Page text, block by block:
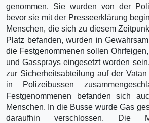
genommen. Sie wurden von der
bevor sie mit der Presseerklärung
Menschen, die sich zu diesem
Platz befanden, wurden in
die Festgenommenen sollen
und Gassprays eingesetzt worden
zur Sicherheitsabteilung auf der
in Polizeibussen
Festgenommenen befanden sich
Menschen. In die Busse wurde Gas
daraufhin verschlossen. Die